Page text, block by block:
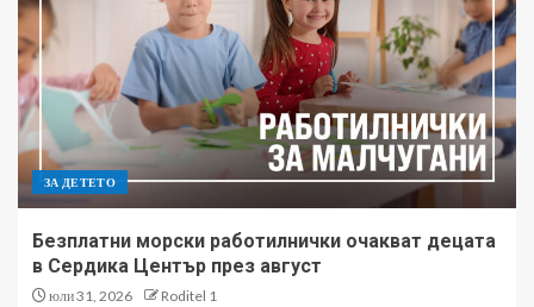
ЗА ДЕТЕТО
Безплатни морски работилнички очакват децата
в Сердика Център през август
юли 31, 2026 Roditel 1